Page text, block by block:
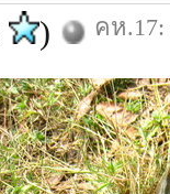
) คห.17: